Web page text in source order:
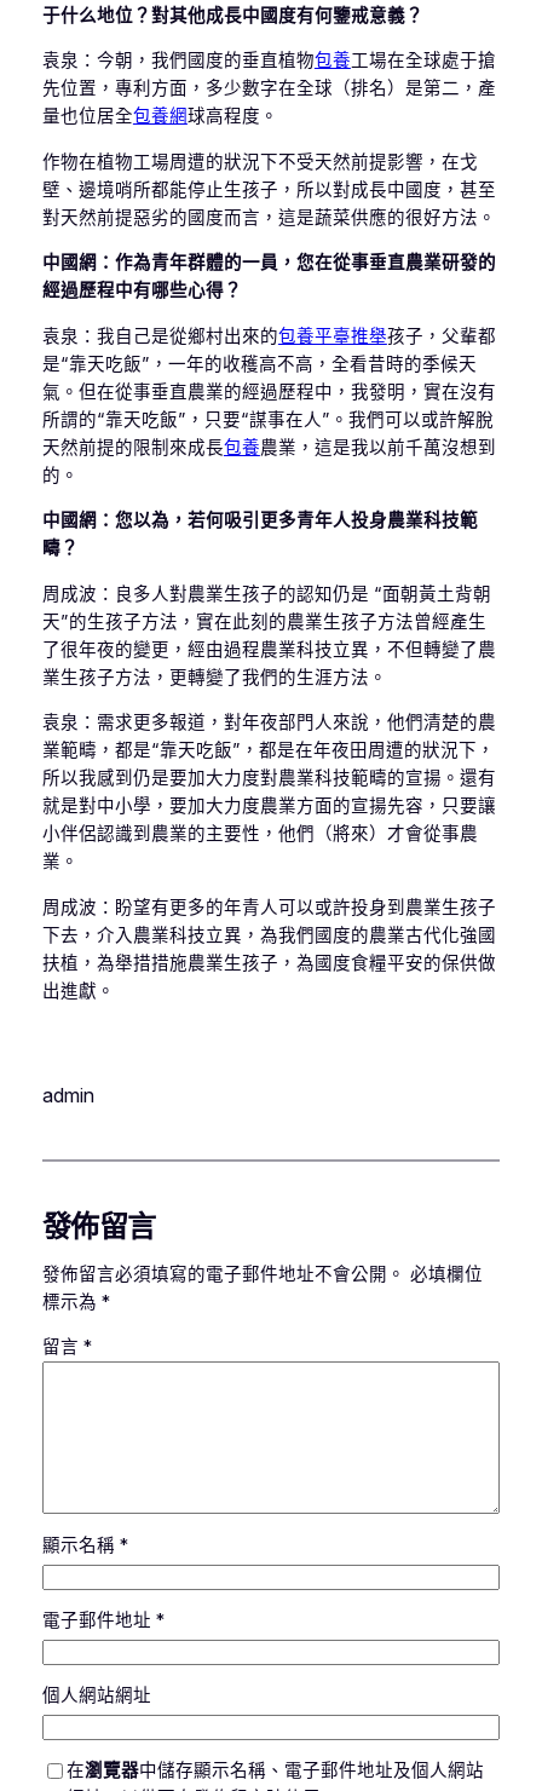
于什么地位？對其他成長中國度有何鑒戒意義？
袁泉：今朝，我們國度的垂直植物包養工場在全球處于搶
先位置，專利方面，多少數字在全球（排名）是第二，產
量也位居全包養網球高程度。
作物在植物工場周遭的狀況下不受天然前提影響，在戈
壁、邊境哨所都能停止生孩子，所以對成長中國度，甚至
對天然前提惡劣的國度而言，這是蔬菜供應的很好方法。
中國網：作為青年群體的一員，您在從事垂直農業研發的
經過歷程中有哪些心得？
袁泉：我自己是從鄉村出來的包養平臺推舉孩子，父輩都
是“靠天吃飯”，一年的收穫高不高，全看昔時的季候天
氣。但在從事垂直農業的經過歷程中，我發明，實在沒有
所謂的“靠天吃飯”，只要“謀事在人”。我們可以或許解脫
天然前提的限制來成長包養農業，這是我以前千萬沒想到
的。
中國網：您以為，若何吸引更多青年人投身農業科技範
疇？
周成波：良多人對農業生孩子的認知仍是 “面朝黃土背朝
天”的生孩子方法，實在此刻的農業生孩子方法曾經產生
了很年夜的變更，經由過程農業科技立異，不但轉變了農
業生孩子方法，更轉變了我們的生涯方法。
袁泉：需求更多報道，對年夜部門人來說，他們清楚的農
業範疇，都是“靠天吃飯”，都是在年夜田周遭的狀況下，
所以我感到仍是要加大力度對農業科技範疇的宣揚。還有
就是對中小學，要加大力度農業方面的宣揚先容，只要讓
小伴侶認識到農業的主要性，他們（將來）才會從事農
業。
周成波：盼望有更多的年青人可以或許投身到農業生孩子
下去，介入農業科技立異，為我們國度的農業古代化強國
扶植，為舉措措施農業生孩子，為國度食糧平安的保供做
出進獻。
admin
發佈留言
發佈留言必須填寫的電子郵件地址不會公開。 必填欄位
標示為 *
留言 *
顯示名稱 *
電子郵件地址 *
個人網站網址
在瀏覽器中儲存顯示名稱、電子郵件地址及個人網站